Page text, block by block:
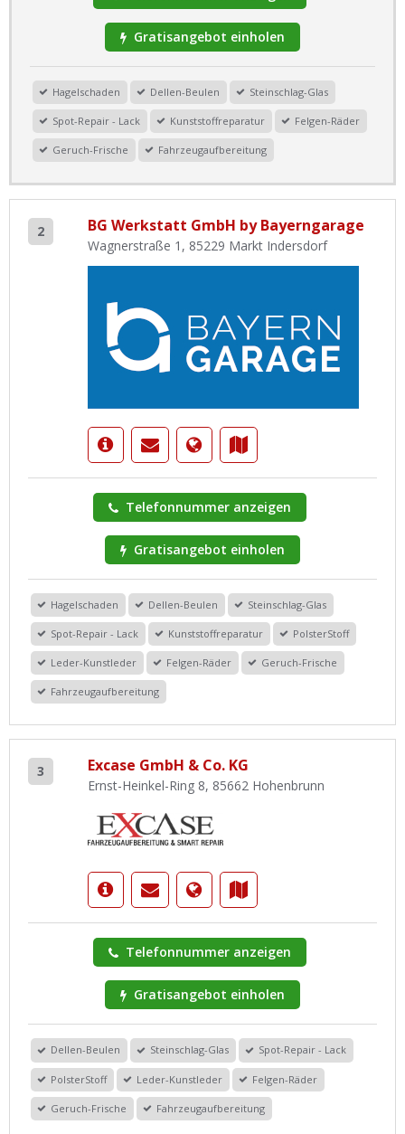
Gratisangebot einholen
Hagelschaden Dellen-Beulen Steinschlag-Glas
Spot-Repair - Lack Kunststoffreparatur Felgen-Räder
Geruch-Frische Fahrzeugaufbereitung
2 BG Werkstatt GmbH by Bayerngarage
Wagnerstraße 1, 85229 Markt Indersdorf
Telefonnummer anzeigen
Gratisangebot einholen
Hagelschaden Dellen-Beulen Steinschlag-Glas
Spot-Repair - Lack Kunststoffreparatur PolsterStoff
Leder-Kunstleder Felgen-Räder Geruch-Frische
Fahrzeugaufbereitung
3 Excase GmbH & Co. KG
Ernst-Heinkel-Ring 8, 85662 Hohenbrunn
Telefonnummer anzeigen
Gratisangebot einholen
Dellen-Beulen Steinschlag-Glas Spot-Repair - Lack
PolsterStoff Leder-Kunstleder Felgen-Räder
Geruch-Frische Fahrzeugaufbereitung